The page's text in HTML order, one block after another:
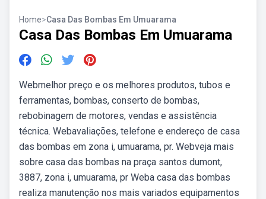
Home>Casa Das Bombas Em Umuarama
Casa Das Bombas Em Umuarama
Webmelhor preço e os melhores produtos, tubos e
ferramentas, bombas, conserto de bombas,
rebobinagem de motores, vendas e assistência
técnica. Webavaliações, telefone e endereço de casa
das bombas em zona i, umuarama, pr. Webveja mais
sobre casa das bombas na praça santos dumont,
3887, zona i, umuarama, pr Weba casa das bombas
realiza manutenção nos mais variados equipamentos